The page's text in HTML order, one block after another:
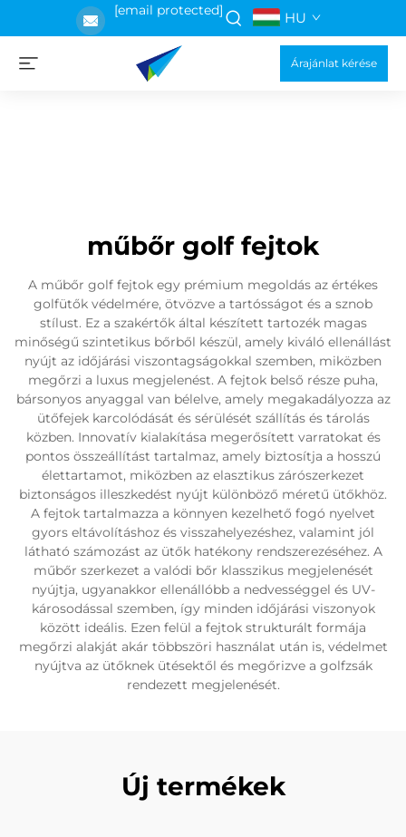
[email protected] HU
Árajánlat kérése
műbőr golf fejtok
A műbőr golf fejtok egy prémium megoldás az értékes
golfütők védelmére, ötvözve a tartósságot és a sznob
stílust. Ez a szakértők által készített tartozék magas
minőségű szintetikus bőrből készül, amely kiváló ellenállást
nyújt az időjárási viszontagságokkal szemben, miközben
megőrzi a luxus megjelenést. A fejtok belső része puha,
bársonyos anyaggal van bélelve, amely megakadályozza az
ütőfejek karcolódását és sérülését szállítás és tárolás
közben. Innovatív kialakítása megerősített varratokat és
pontos összeállítást tartalmaz, amely biztosítja a hosszú
élettartamot, miközben az elasztikus zárószerkezet
biztonságos illeszkedést nyújt különböző méretű ütőkhöz.
A fejtok tartalmazza a könnyen kezelhető fogó nyelvet
gyors eltávolításhoz és visszahelyezéshez, valamint jól
látható számozást az ütők hatékony rendszerezéséhez. A
műbőr szerkezet a valódi bőr klasszikus megjelenését
nyújtja, ugyanakkor ellenállóbb a nedvességgel és UV-
károsodással szemben, így minden időjárási viszonyok
között ideális. Ezen felül a fejtok strukturált formája
megőrzi alakját akár többszöri használat után is, védelmet
nyújtva az ütőknek ütésektől és megőrizve a golfzsák
rendezett megjelenését.
Új termékek